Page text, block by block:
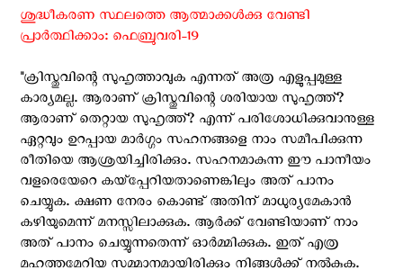
ശുദ്ധീകരണ സ്ഥലത്തെ ആത്മാക്കൾക്കു വേണ്ടി
പ്രാർത്ഥിക്കാം: ഫെബ്രുവരി-19
"ക്രിസ്തുവിന്റെ സുഹൃത്താവുക എന്നത് അത്ര എളുപ്പമുള്ള
കാര്യമല്ല. ആരാണ് ക്രിസ്തുവിന്റെ ശരിയായ സുഹൃത്ത്‌?
ആരാണ് തെറ്റായ സുഹൃത്ത്‌? എന്ന് പരിശോധിക്കുവാനുള്ള
ഏറ്റവും ഉറപ്പായ മാര്‍ഗ്ഗം സഹനങ്ങളെ നാം സമീപിക്കുന്ന
രീതിയെ ആശ്രയിച്ചിരിക്കും. സഹനമാകുന്ന ഈ പാനീയം
വളരെയേറെ കയ്പ്പേറിയതാണെങ്കിലും അത് പാനം
ചെയ്യുക. ക്ഷണ നേരം കൊണ്ട് അതിന് മാധുര്യമേകാന്‍
കഴിയുമെന്ന് മനസ്സിലാക്കുക. ആര്‍ക്ക് വേണ്ടിയാണ് നാം
അത് പാനം ചെയ്യുന്നതെന്ന് ഓര്‍മ്മിക്കുക. ഇത് എത്ര
മഹത്തമേറിയ സമ്മാനമായിരിക്കും നിങ്ങള്‍ക്ക്‌ നല്‍കുക.